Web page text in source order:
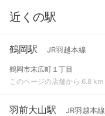
近くの駅
鶴岡駅 JR羽越本線
鶴岡市末広町１丁目
このページの店舗から 6.8 km
羽前大山駅 JR羽越本線